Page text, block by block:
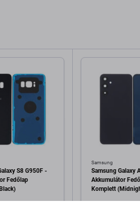
S8 G950F -
Fedőlap
Samsung
Samsung Galaxy
Akkumulátor
Komplett